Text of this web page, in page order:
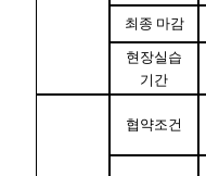
최종 마감
현장실습
기간
협약조건